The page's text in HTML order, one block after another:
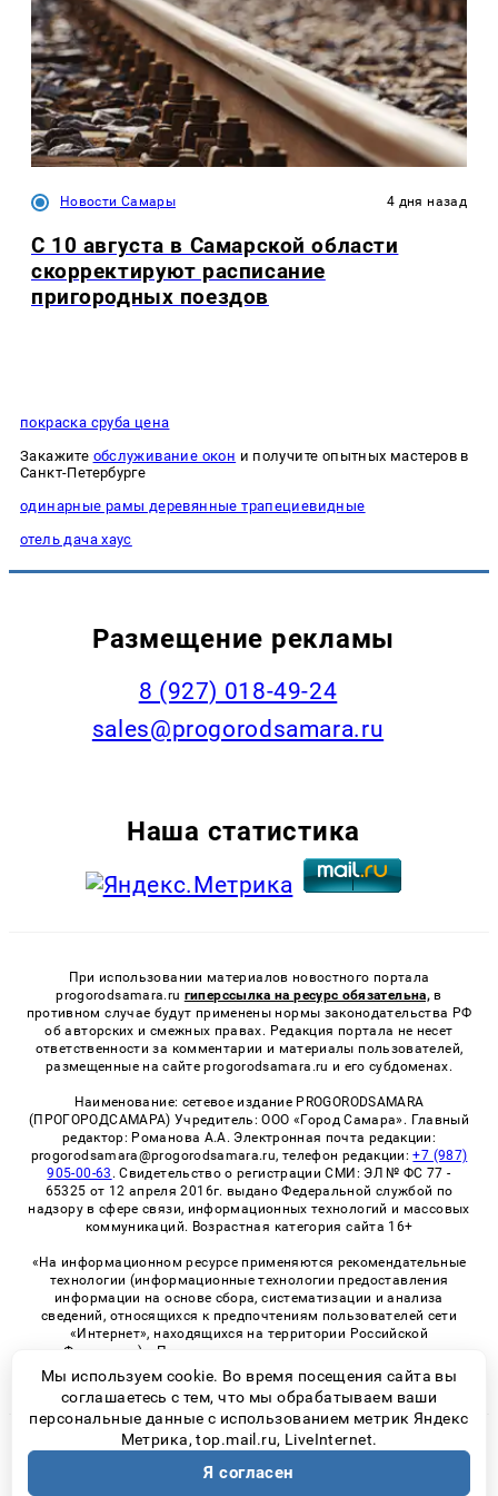
Новости Самары 4 дня назад
С 10 августа в Самарской области
скорректируют расписание
пригородных поездов
покраска сруба цена
Закажите обслуживание окон и получите опытных мастеров в
Санкт-Петербурге
одинарные рамы деревянные трапециевидные
отель дача хаус
Размещение рекламы
8 (927) 018-49-24
sales@progorodsamara.ru
Наша статистика
При использовании материалов новостного портала
progorodsamara.ru гиперссылка на ресурс обязательна, в
противном случае будут применены нормы законодательства РФ
об авторских и смежных правах. Редакция портала не несет
ответственности за комментарии и материалы пользователей,
размещенные на сайте progorodsamara.ru и его субдоменах.
Наименование: сетевое издание PROGORODSAMARA
(ПРОГОРОДСАМАРА) Учредитель: ООО «Город Самара». Главный
редактор: Романова А.А. Электронная почта редакции:
progorodsamara@progorodsamara.ru, телефон редакции:+7 (987)
905-00-63 . Свидетельство о регистрации СМИ: ЭЛ № ФС 77 -
65325 от 12 апреля 2016г. выдано Федеральной службой по
надзору в сфере связи, информационных технологий и массовых
коммуникаций. Возрастная категория сайта 16+
«На информационном ресурсе применяются рекомендательные
технологии (информационные технологии предоставления
информации на основе сбора, систематизации и анализа
сведений, относящихся к предпочтениям пользователей сети
«Интернет», находящихся на территории Российской
Федерации)». Правила применения рекомендательных
технологий в виджетах рекламно-обменной сети
«СМИ2» (PDF)
© 2026 «ProGorodSamara» | Все права защищены
Возрастная категория сайта 16+
Мы используем cookie. Во время посещения сайта вы
соглашаетесь с тем, что мы обрабатываем ваши
персональные данные с использованием метрик Яндекс
Метрика, top.mail.ru, LiveInternet.
Я согласен